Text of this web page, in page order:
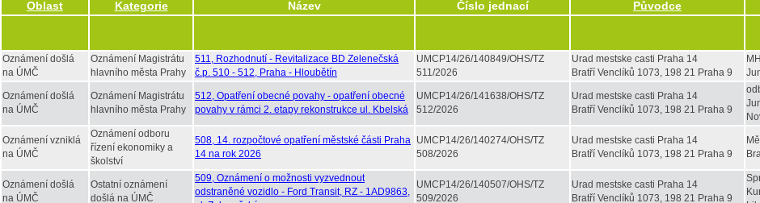
Oblast Kategorie Název Číslo jednací Původce
Oznámení došlá
na ÚMČ
Oznámení Magistrátu
hlavního města Prahy
511, Rozhodnutí - Revitalizace BD Zelenečská
č.p. 510 - 512, Praha - Hloubětín
UMCP14/26/140849/OHS/TZ
511/2026
Urad mestske casti Praha 14
Bratří Venclíků 1073, 198 21 Praha 9
Oznámení došlá
na ÚMČ
Oznámení Magistrátu
hlavního města Prahy
512, Opatření obecné povahy - opatření obecné
povahy v rámci 2. etapy rekonstrukce ul. Kbelská
UMCP14/26/141638/OHS/TZ
512/2026
Urad mestske casti Praha 14
Bratří Venclíků 1073, 198 21 Praha 9
Oznámení vzniklá
na ÚMČ
Oznámení odboru
řízení ekonomiky a
školství
508, 14. rozpočtové opatření městské části Praha
14 na rok 2026
UMCP14/26/140274/OHS/TZ
508/2026
Urad mestske casti Praha 14
Bratří Venclíků 1073, 198 21 Praha 9
Oznámení došlá
na ÚMČ
Ostatní oznámení
došlá na ÚMČ
509, Oznámení o možnosti vyzvednout
odstraněné vozidlo - Ford Transit, RZ - 1AD9863,
UMCP14/26/140507/OHS/TZ
509/2026
Urad mestske casti Praha 14
Bratří Venclíků 1073, 198 21 Praha 9